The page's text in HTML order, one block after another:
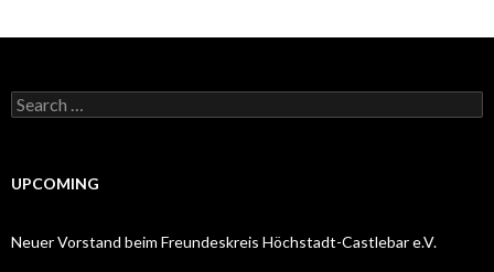
Search
for:
UPCOMING
Neuer Vorstand beim Freundeskreis Höchstadt-Castlebar e.V.